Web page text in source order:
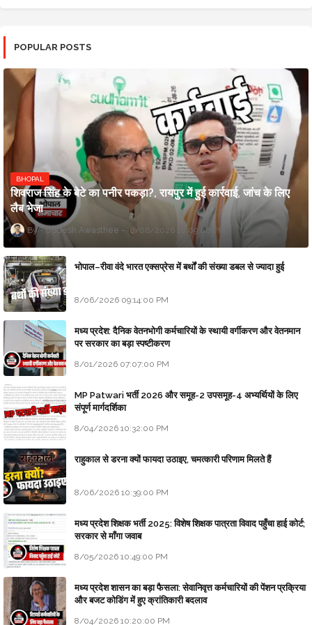
POPULAR POSTS
BHOPAL
शिवराज सिंह के बेटे का पनीर पकड़ा?, रायपुर में हुई कार्रवाई, जांच के लिए
लैब भेजा
Updesh Awasthee 8/06/2026 10:09:00 PM
भोपाल–रीवा वंदे भारत एक्सप्रेस में बर्थों की संख्या डबल से ज्यादा हुई
8/06/2026 09:14:00 PM
मध्य प्रदेश: दैनिक वेतनभोगी कर्मचारियों के स्थायी वर्गीकरण और वेतनमान
पर सरकार का बड़ा स्पष्टीकरण
8/01/2026 07:07:00 PM
MP Patwari भर्ती 2026 और समूह-2 उपसमूह-4 अभ्यर्थियों के लिए
संपूर्ण मार्गदर्शिका
8/04/2026 10:32:00 PM
राहुकाल से डरना क्यों फायदा उठाइए, चमत्कारी परिणाम मिलते हैं
8/06/2026 10:39:00 PM
मध्य प्रदेश शिक्षक भर्ती 2025: विशेष शिक्षक पात्रता विवाद पहुँचा हाई कोर्ट;
सरकार से माँगा जवाब
8/05/2026 10:49:00 PM
मध्य प्रदेश शासन का बड़ा फैसला: सेवानिवृत्त कर्मचारियों की पेंशन प्रक्रिया
और बजट कोडिंग में हुए क्रांतिकारी बदलाव
8/04/2026 10:20:00 PM